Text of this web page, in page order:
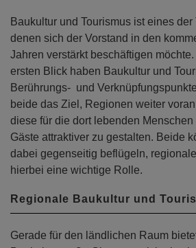
Baukultur und Tourismus ist eines
denen sich der Vorstand in den
Jahren verstärkt beschäftigen
ersten Blick haben Baukultur und
Berührungs- und
beide das Ziel, Regionen weiter
diese für die dort lebenden
Gäste attraktiver zu gestalten. Beide
dabei gegenseitig beflügeln,
hierbei eine wichtige Rolle.
Regionale Baukultur und
Gerade für den ländlichen Raum